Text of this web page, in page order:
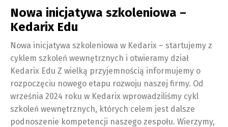
Nowa inicjatywa szkoleniowa –
Kedarix Edu
Nowa inicjatywa szkoleniowa w Kedarix – startujemy z
cyklem szkoleń wewnętrznych i otwieramy dział
Kedarix Edu Z wielką przyjemnością informujemy o
rozpoczęciu nowego etapu rozwoju naszej firmy. Od
września 2024 roku w Kedarix wprowadziliśmy cykl
szkoleń wewnętrznych, których celem jest dalsze
podnoszenie kompetencji naszego zespołu. Wierzymy,